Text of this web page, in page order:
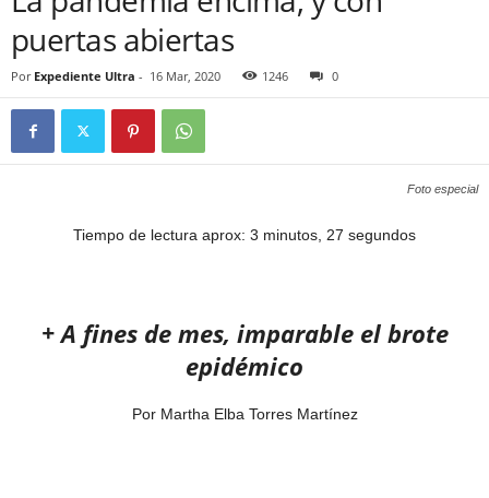
puertas abiertas
Por Expediente Ultra - 16 Mar, 2020 1246 0
Foto especial
Tiempo de lectura aprox: 3 minutos, 27 segundos
+ A fines de mes, imparable el brote
epidémico
Por Martha Elba Torres Martínez